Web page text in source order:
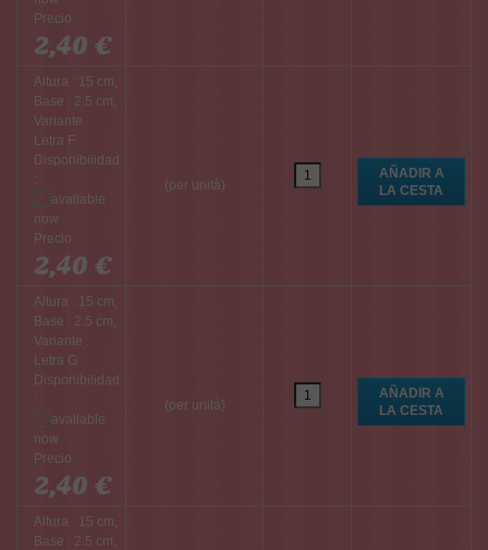
Precio :
2,40 €
Altura : 15 cm,
Base : 2.5 cm,
Variante :
Letra F
Disponibilidad
:
Precio :
2,40 €
(per unità)
Altura : 15 cm,
Base : 2.5 cm,
Variante :
Letra G
Disponibilidad
:
Precio :
2,40 €
(per unità)
Altura : 15 cm,
Base : 2.5 cm,